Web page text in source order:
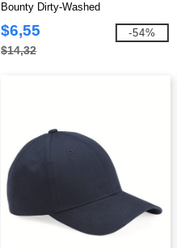
Bounty Dirty-Washed
$6,55
$14,32
-54%